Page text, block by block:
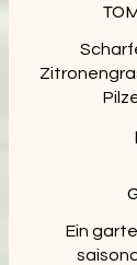
Ein